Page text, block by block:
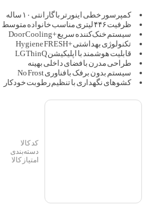
کمپرسور خطی اینورتر با گارانتی ۱۰ ساله
ظرفیت ۴۴۶ لیتری مناسب خانواده متوسط
سیستم خنک‌کننده سریع +Door Cooling
تکنولوژی بهداشتی +Hygiene FRESH
قابلیت هوشمند با اپلیکیشن LG ThinQ
طراحی مدرن با فضای داخلی بهینه
سیستم بدون برفک با فناوری No Frost
کشوهای نگهداری با تنظیم رطوبت خودکار